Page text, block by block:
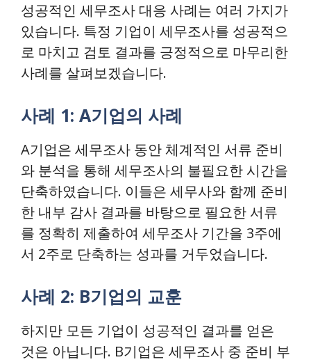
성공적인 세무조사 대응 사례는 여러 가지가
있습니다. 특정 기업이 세무조사를 성공적으
로 마치고 검토 결과를 긍정적으로 마무리한
사례를 살펴보겠습니다.
사례 1: A기업의 사례
A기업은 세무조사 동안 체계적인 서류 준비
와 분석을 통해 세무조사의 불필요한 시간을
단축하였습니다. 이들은 세무사와 함께 준비
한 내부 감사 결과를 바탕으로 필요한 서류
를 정확히 제출하여 세무조사 기간을 3주에
서 2주로 단축하는 성과를 거두었습니다.
사례 2: B기업의 교훈
하지만 모든 기업이 성공적인 결과를 얻은
것은 아닙니다. B기업은 세무조사 중 준비 부